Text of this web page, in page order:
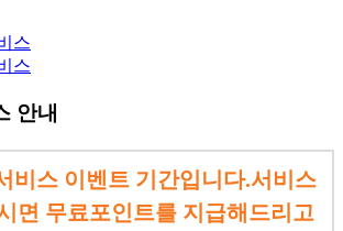
스
스
안내
비스 이벤트 기간입니다.서비스
면 무료포인트를 지급해드리고